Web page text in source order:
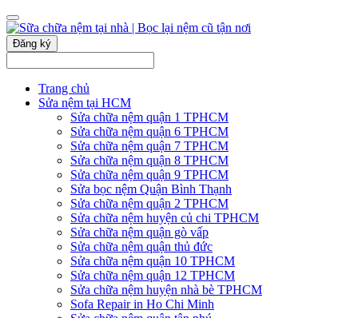
Đăng ký
Trang chủ
Sửa nệm tại HCM
Sửa chữa nệm quận 1 TPHCM
Sửa chữa nệm quận 6 TPHCM
Sửa chữa nệm quận 7 TPHCM
Sửa chữa nệm quận 8 TPHCM
Sửa chữa nệm quận 9 TPHCM
Sửa bọc nệm Quận Bình Thạnh
Sửa chữa nệm quận 2 TPHCM
Sửa chữa nệm huyện củ chi TPHCM
Sửa chữa nệm quận gò vấp
Sửa chữa nệm quận thủ đức
Sửa chữa nệm quận 10 TPHCM
Sửa chữa nệm quận 12 TPHCM
Sửa chữa nệm huyện nhà bè TPHCM
Sofa Repair in Ho Chi Minh